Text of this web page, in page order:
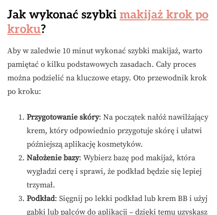
Jak wykonać szybki makijaż krok po
kroku?
Aby w zaledwie 10 minut wykonać szybki makijaż, warto
pamiętać o kilku podstawowych zasadach. Cały proces
można podzielić na kluczowe etapy. Oto przewodnik krok
po kroku:
Przygotowanie skóry: Na początek nałóż nawilżający
krem, który odpowiednio przygotuje skórę i ułatwi
późniejszą aplikację kosmetyków.
Nałożenie bazy: Wybierz bazę pod makijaż, która
wygładzi cerę i sprawi, że podkład będzie się lepiej
trzymał.
Podkład: Sięgnij po lekki podkład lub krem BB i użyj
gąbki lub palców do aplikacji – dzięki temu uzyskasz